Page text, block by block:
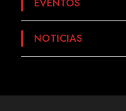
EVENTOS
NOTICIAS